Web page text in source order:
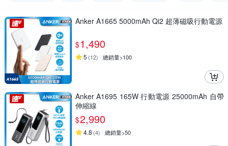
Anker A1665 5000mAh Qi2 超薄磁吸行動電源
$1,490
5 (12) 總銷量>100
Anker A1695 165W 行動電源 25000mAh 自帶
伸縮線
$2,990
4.8 (4) 總銷量>50